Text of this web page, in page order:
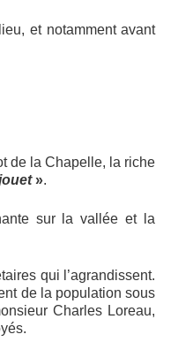
et notamment avant
de la Chapelle, la riche
».
sur la vallée et la
qui l’agrandissent.
de la population sous
Charles Loreau,